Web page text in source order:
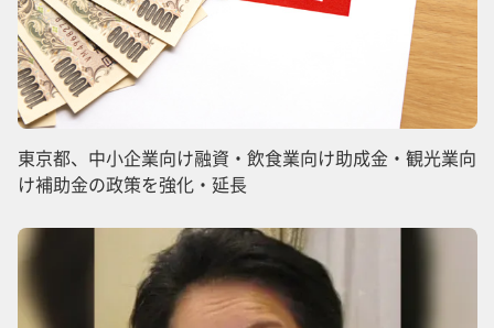
東京都、中小企業向け融資・飲食業向け助成金・観光業向
け補助金の政策を強化・延長